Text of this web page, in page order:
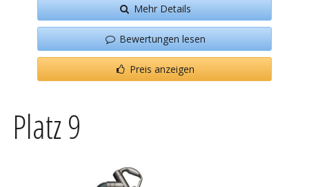
Mehr Details
Bewertungen lesen
Preis anzeigen
Platz 9